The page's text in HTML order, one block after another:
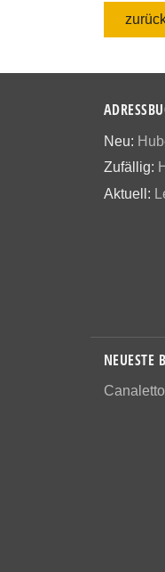
Neu:
Zufällig:
Aktuell:
NEUESTE